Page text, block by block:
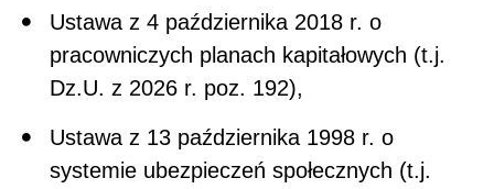
Ustawa z 4 października 2018 r. o
pracowniczych planach kapitałowych (t.j.
Dz.U. z 2026 r. poz. 192),
Ustawa z 13 października 1998 r. o
systemie ubezpieczeń społecznych (t.j.